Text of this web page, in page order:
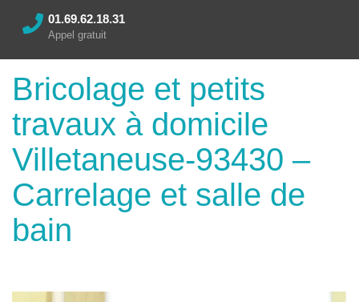
01.69.62.18.31
Appel gratuit
Bricolage et petits
travaux à domicile
Villetaneuse-93430 –
Carrelage et salle de
bain